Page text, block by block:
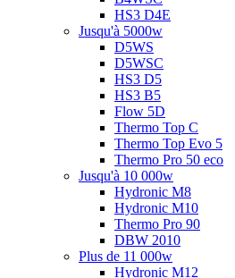
HS3 D4E
Jusqu'à 5000w
D5WS
D5WSC
HS3 D5
HS3 B5
Flow 5D
Thermo Top C
Thermo Top Evo 5
Thermo Pro 50 eco
Jusqu'à 10 000w
Hydronic M8
Hydronic M10
Thermo Pro 90
DBW 2010
Plus de 11 000w
Hydronic M12